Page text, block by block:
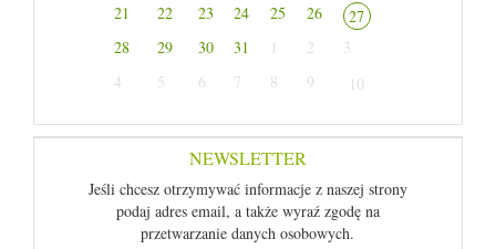
21
22 23 24 25 26
27
28
29 30 31 1 2
3
4
5 6 7 8 9 10
NEWSLETTER
Jeśli chcesz otrzymywać informacje z naszej strony
podaj adres email, a także wyraź zgodę na
przetwarzanie danych osobowych.